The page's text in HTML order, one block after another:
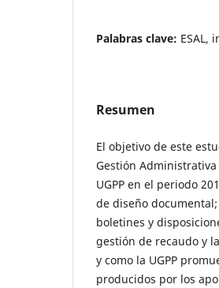
Palabras clave: ESAL,
Resumen
El objetivo de este
Gestión
UGPP en el periodo
de diseño
boletines y
gestión de recaudo y
y como la UGPP
producidos por los